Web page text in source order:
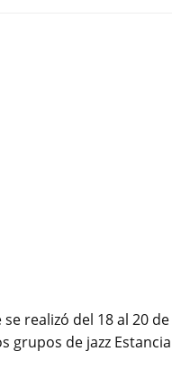
se realizó del 18 al 20 de
grupos de jazz Estancia